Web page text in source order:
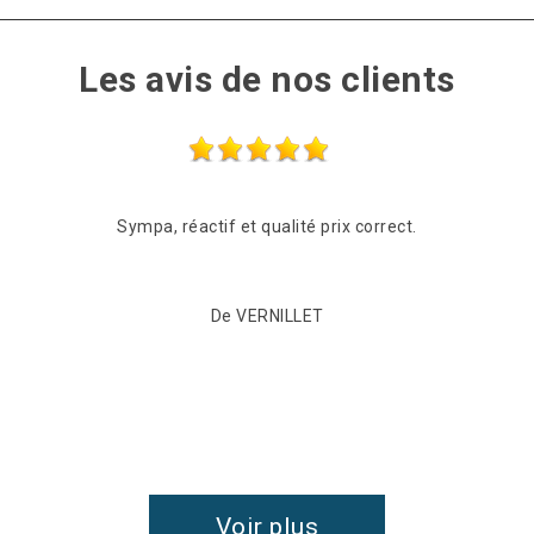
Les avis de nos clients
Sympa, réactif et qualité prix correct.
De VERNILLET
Voir plus